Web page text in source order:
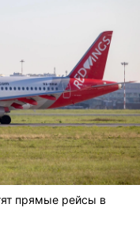
прямые рейсы в